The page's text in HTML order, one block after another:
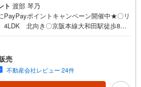
ト 渡部 琴乃
PayPayポイントキャンペーン開催中★〇リ
北向き〇京阪本線大和田駅徒歩8
営業時間 9:30～20:00 ■即日案内可能！
案内はお電話でのお問合せがスムーズ■定
◇弊社ホームページよりLINEでのお問合
産情報サイト未掲載物件、弊社ホームペ
売
不動産会社レビュー 24件